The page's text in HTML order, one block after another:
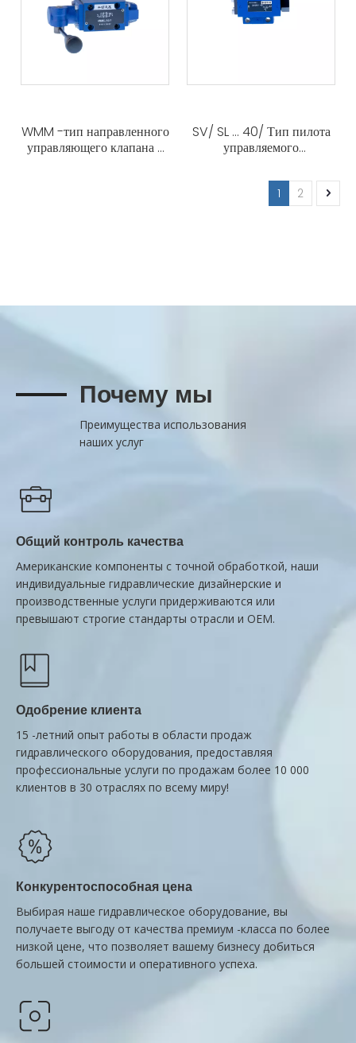
WMM -тип направленного
управляющего клапана с
SV/ SL ... 40/ Тип пилота
управляемого
1 2
Почему мы
Преимущества использования
наших услуг
Общий контроль качества
Американские компоненты с точной обработкой, наши
индивидуальные гидравлические дизайнерские и
производственные услуги придерживаются или
превышают строгие стандарты отрасли и OEM.
Одобрение клиента
15 -летний опыт работы в области продаж
гидравлического оборудования, предоставляя
профессиональные услуги по продажам более 10 000
клиентов в 30 отраслях по всему миру!
Конкурентоспособная цена
Выбирая наше гидравлическое оборудование, вы
получаете выгоду от качества премиум -класса по более
низкой цене, что позволяет вашему бизнесу добиться
большей стоимости и оперативного успеха.